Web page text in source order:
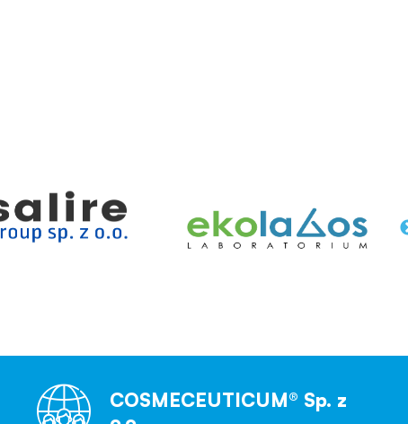
COSMECEUTICUM® Sp. z